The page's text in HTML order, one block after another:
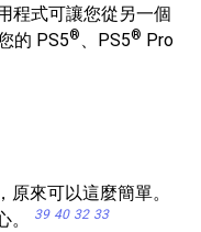
程式可讓您從另一個
的 PS5® 、PS5® Pro
來可以這麼簡單。
。
39 40 32 33